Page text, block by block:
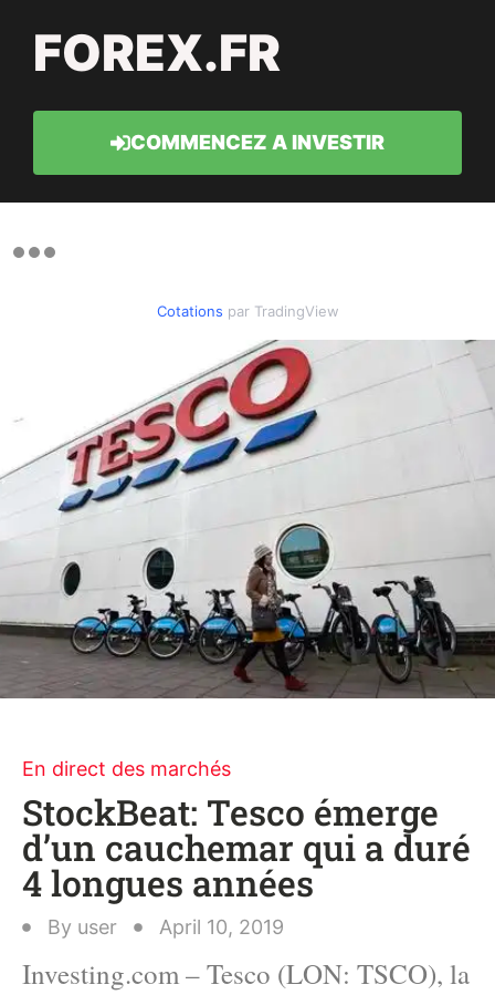
FOREX.FR
COMMENCEZ A INVESTIR
Cotations par TradingView
En direct des marchés
StockBeat: Tesco émerge
d’un cauchemar qui a duré
4 longues années
By user April 10, 2019
Investing.com – Tesco (LON: TSCO), la